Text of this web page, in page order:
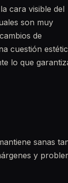
cara visible del
son muy
de
cuestión
lo que
sanas
y